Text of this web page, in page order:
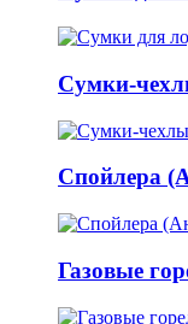
Сумки-
Спойлера
Газовые